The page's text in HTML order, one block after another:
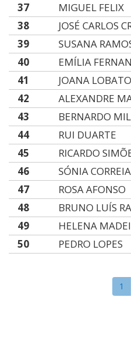
37
MIGUEL FELIX
38
JOSÉ CARLOS
39
SUSANA
40
EMÍLIA
41
JOANA LOBATO
42
ALEXANDRE
43
BERNARDO
44
RUI DUARTE
45
RICARDO
46
SÓNIA CORREIA
47
ROSA AFONSO
48
BRUNO LUÍS
49
HELENA
50
PEDRO LOPES
1